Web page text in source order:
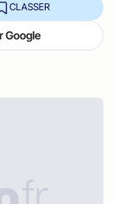
CLASSER
Google